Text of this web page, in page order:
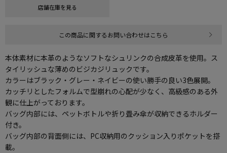
店舗在庫を見る
この商品に関するお問い合わせはこちら
本体素材に本革のようなソフトなシュリンクの合成皮革を使用。ス
タイリッシュな薄めのビジカジリュックです。
カラーはブラック・グレー・ネイビーの使い勝手の良い3色展開。
カッチリとしたフォルムで型崩れの心配が少なく、高級感のある外
観に仕上がっております。
バッグ内部には、ペットボトルや折り畳み傘が収納できるホルダー
付き。
バッグ内部の背面側には、PC収納用のクッション入りポケットを搭
載。